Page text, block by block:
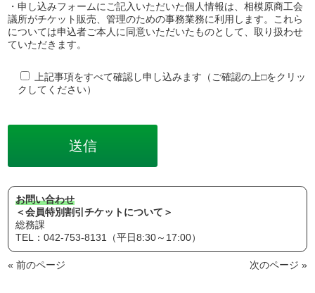
・申し込みフォームにご記入いただいた個人情報は、相模原商工会
議所がチケット販売、管理のための事務業務に利用します。これら
については申込者ご本人に同意いただいたものとして、取り扱わせ
ていただきます。
上記事項をすべて確認し申し込みます（ご確認の上□をクリッ
クしてください）
お問い合わせ
＜会員特別割引チケットについて＞
総務課
TEL：042-753-8131（平日8:30～17:00）
« 前のページ 次のページ »